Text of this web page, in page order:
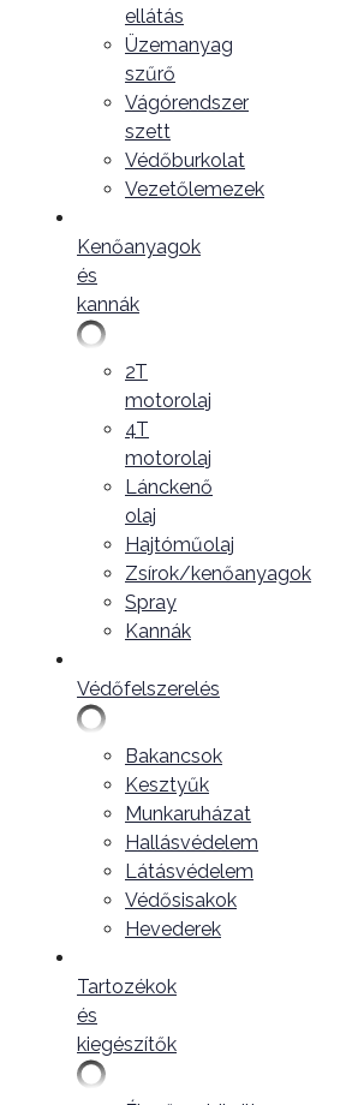
ellátás
Üzemanyag
szűrő
Vágórendszer
szett
Védőburkolat
Vezetőlemezek
Kenőanyagok
és
kannák
2T
motorolaj
4T
motorolaj
Lánckenő
olaj
Hajtóműolaj
Zsírok/kenőanyagok
Spray
Kannák
Védőfelszerelés
Bakancsok
Kesztyűk
Munkaruházat
Hallásvédelem
Látásvédelem
Védősisakok
Hevederek
Tartozékok
és
kiegészítők